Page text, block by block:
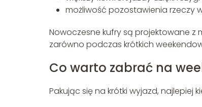
możliwość pozostawienia rzeczy
Nowoczesne kufry są projektowane
zarówno podczas krótkich
Co warto zabrać na
Pakując się na krótki wyjazd, najlepiej